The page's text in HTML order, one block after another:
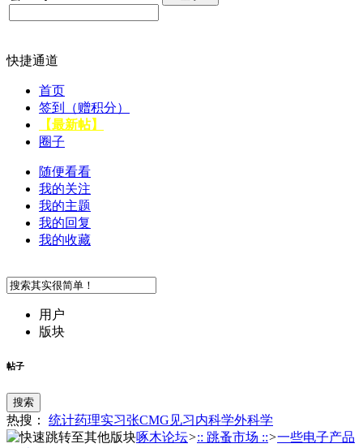
快捷通道
首页
签到（赠积分）
【最新帖】
圈子
随便看看
我的关注
我的主题
我的回复
我的收藏
用户
版块
帖子
搜索
热搜： 统计药理实习张CMG 见习内科学外科学
啄木论坛>:: 跳蚤市场 ::>一些电子产品